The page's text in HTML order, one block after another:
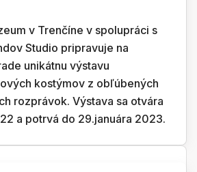
v Trenčíne v spolupráci s
Studio pripravuje na
unikátnu výstavu
kostýmov z obľúbených
rozprávok. Výstava sa otvára
a potrvá do 29.januára 2023.